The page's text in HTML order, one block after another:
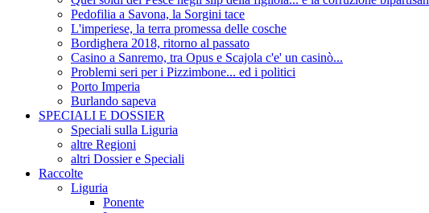
Pedofilia a Savona, la Sorgini tace
L'imperiese, la terra promessa delle cosche
Bordighera 2018, ritorno al passato
Casino a Sanremo, tra Opus e Scajola c'e' un casinò...
Problemi seri per i Pizzimbone... ed i politici
Porto Imperia
Burlando sapeva
SPECIALI E DOSSIER
Speciali sulla Liguria
altre Regioni
altri Dossier e Speciali
Raccolte
Liguria
Ponente